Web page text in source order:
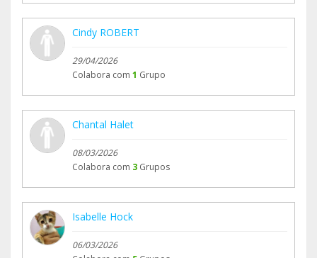
Cindy ROBERT
29/04/2026
Colabora com 1 Grupo
Chantal Halet
08/03/2026
Colabora com 3 Grupos
Isabelle Hock
06/03/2026